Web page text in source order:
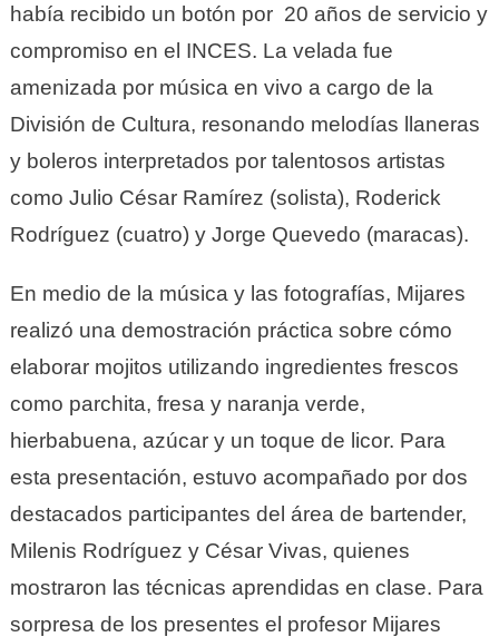
había recibido un botón por 20 años de servicio y
compromiso en el INCES. La velada fue
amenizada por música en vivo a cargo de la
División de Cultura, resonando melodías llaneras
y boleros interpretados por talentosos artistas
como Julio César Ramírez (solista), Roderick
Rodríguez (cuatro) y Jorge Quevedo (maracas).
En medio de la música y las fotografías, Mijares
realizó una demostración práctica sobre cómo
elaborar mojitos utilizando ingredientes frescos
como parchita, fresa y naranja verde,
hierbabuena, azúcar y un toque de licor. Para
esta presentación, estuvo acompañado por dos
destacados participantes del área de bartender,
Milenis Rodríguez y César Vivas, quienes
mostraron las técnicas aprendidas en clase. Para
sorpresa de los presentes el profesor Mijares